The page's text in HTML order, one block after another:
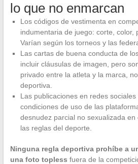
lo que no enmarcan
Los códigos de vestimenta en
indumentaria de juego: corte, color,
Varían según los torneos y las
Las cartas de buena conducta de
incluir cláusulas de imagen, pero
privado entre la atleta y la marca,
deportiva.
Las publicaciones en redes
condiciones de uso de las
desnudez parcial no sexualizada
las reglas del deporte.
Ninguna regla deportiva prohíbe a
una foto topless fuera de la